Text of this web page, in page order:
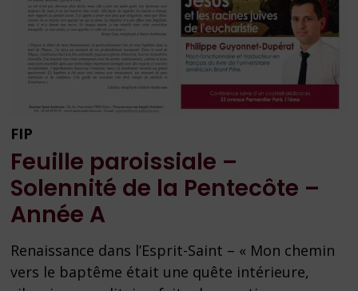
FIP
Feuille paroissiale –
Solennité de la Pentecôte –
Année A
Renaissance dans l’Esprit-Saint – « Mon chemin
vers le baptême était une quête intérieure,